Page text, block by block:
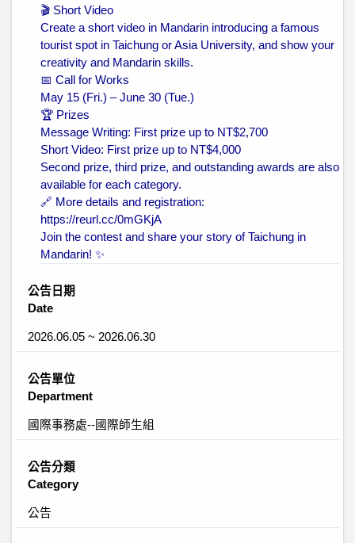
🎬 Short Video
Create a short video in Mandarin introducing a famous
tourist spot in Taichung or Asia University, and show your
creativity and Mandarin skills.
📅 Call for Works
May 15 (Fri.) – June 30 (Tue.)
🏆 Prizes
Message Writing: First prize up to NT$2,700
Short Video: First prize up to NT$4,000
Second prize, third prize, and outstanding awards are also
available for each category.
🔗 More details and registration:
https://reurl.cc/0mGKjA
Join the contest and share your story of Taichung in
Mandarin! ✨
公告日期
Date
2026.06.05 ~ 2026.06.30
公告單位
Department
國際事務處--國際師生組
公告分類
Category
公告